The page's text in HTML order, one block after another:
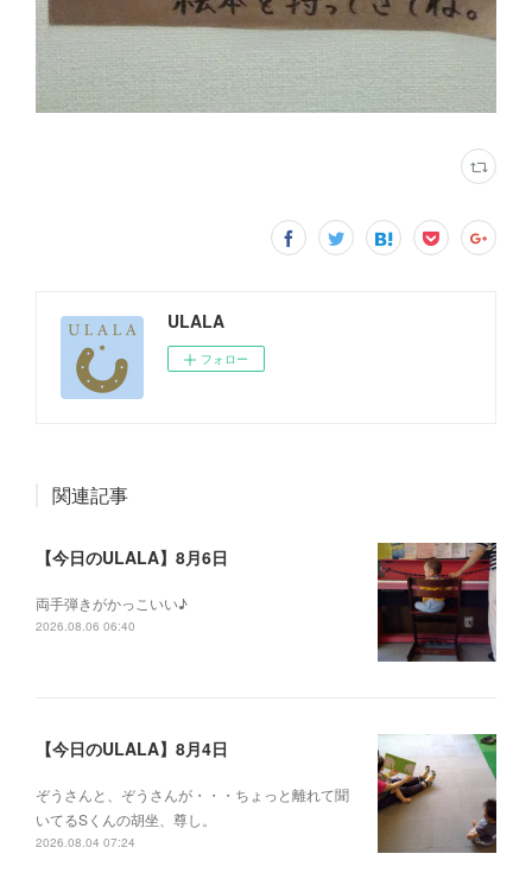
ULALA
フォロー
関連記事
【今日のULALA】8月6日
両手弾きがかっこいい♪
2026.08.06 06:40
【今日のULALA】8月4日
ぞうさんと、ぞうさんが・・・ちょっと離れて聞
いてるSくんの胡坐、尊し。
2026.08.04 07:24